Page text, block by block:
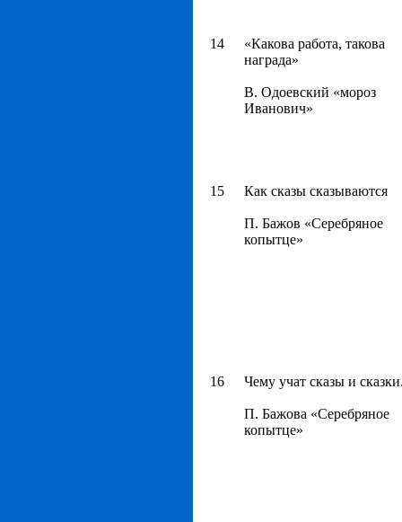
14
«Какова работа, такова
награда»
В. Одоевский «мороз
Иванович»
15 Как сказы сказываются
П. Бажов «Серебряное
копытце»
16 Чему учат сказы и
П. Бажова «Серебряное
копытце»